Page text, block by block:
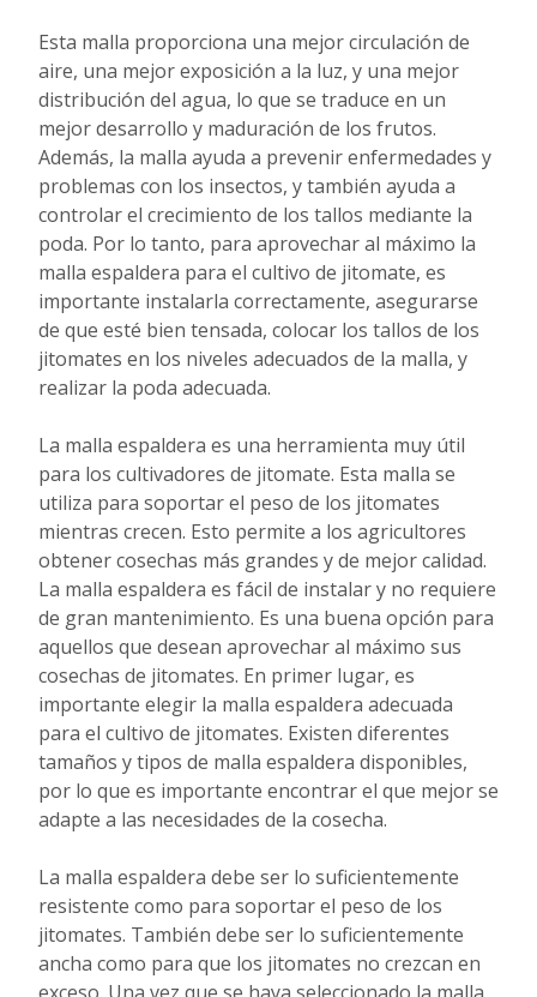
Esta malla proporciona una mejor circulación de
aire, una mejor exposición a la luz, y una mejor
distribución del agua, lo que se traduce en un
mejor desarrollo y maduración de los frutos.
Además, la malla ayuda a prevenir enfermedades y
problemas con los insectos, y también ayuda a
controlar el crecimiento de los tallos mediante la
poda. Por lo tanto, para aprovechar al máximo la
malla espaldera para el cultivo de jitomate, es
importante instalarla correctamente, asegurarse
de que esté bien tensada, colocar los tallos de los
jitomates en los niveles adecuados de la malla, y
realizar la poda adecuada.
La malla espaldera es una herramienta muy útil
para los cultivadores de jitomate. Esta malla se
utiliza para soportar el peso de los jitomates
mientras crecen. Esto permite a los agricultores
obtener cosechas más grandes y de mejor calidad.
La malla espaldera es fácil de instalar y no requiere
de gran mantenimiento. Es una buena opción para
aquellos que desean aprovechar al máximo sus
cosechas de jitomates. En primer lugar, es
importante elegir la malla espaldera adecuada
para el cultivo de jitomates. Existen diferentes
tamaños y tipos de malla espaldera disponibles,
por lo que es importante encontrar el que mejor se
adapte a las necesidades de la cosecha.
La malla espaldera debe ser lo suficientemente
resistente como para soportar el peso de los
jitomates. También debe ser lo suficientemente
ancha como para que los jitomates no crezcan en